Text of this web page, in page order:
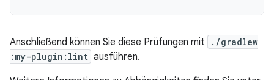
Anschließend können Sie diese Prüfungen mit
./gradlew
:my-plugin:lint ausführen.